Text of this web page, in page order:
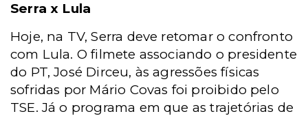
Serra x Lula
Hoje, na TV, Serra deve retomar o confronto
com Lula. O filmete associando o presidente
do PT, José Dirceu, às agressões físicas
sofridas por Mário Covas foi proibido pelo
TSE. Já o programa em que as trajetórias de